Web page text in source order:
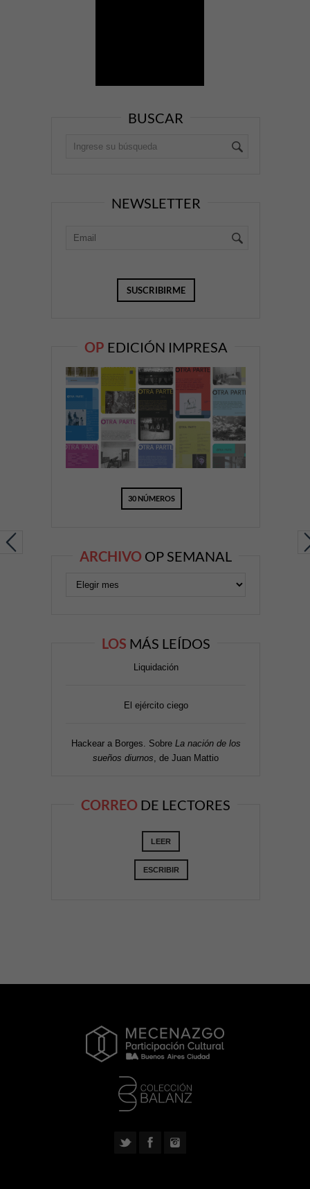
BUSCAR
NEWSLETTER
OP EDICIÓN IMPRESA
30 NÚMEROS
ARCHIVO OP SEMANAL
LOS MÁS LEÍDOS
Liquidación
El ejército ciego
Hackear a Borges. Sobre La nación de los
sueños diurnos , de Juan Mattio
CORREO DE LECTORES
LEER
ESCRIBIR